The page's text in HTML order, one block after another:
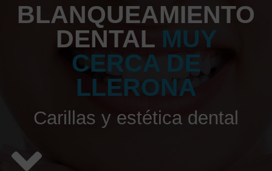
BLANQUEAMIENTO
DENTAL MUY
CERCA DE
LLERONA
Carillas y estética dental